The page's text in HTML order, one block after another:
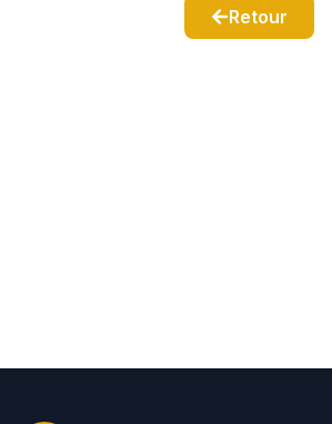
Retour